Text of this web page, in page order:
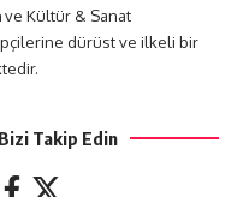
ve Kültür & Sanat
dürüst ve ilkeli bir
Bizi Takip Edin